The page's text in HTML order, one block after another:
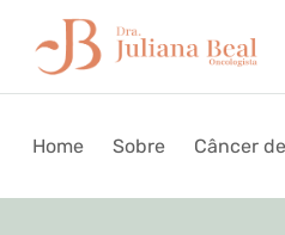
Home Sobre Câncer